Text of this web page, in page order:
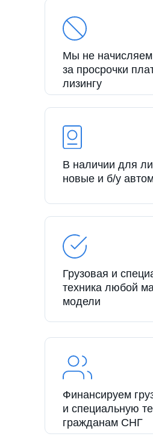
Мы не
за просрочки
лизингу
В наличии для
новые и б/у
Грузовая и
техника любой
модели
Финансируем
и специальную
гражданам СНГ